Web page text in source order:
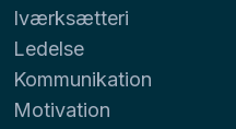
Iværksætteri
Ledelse
Kommunikation
Motivation